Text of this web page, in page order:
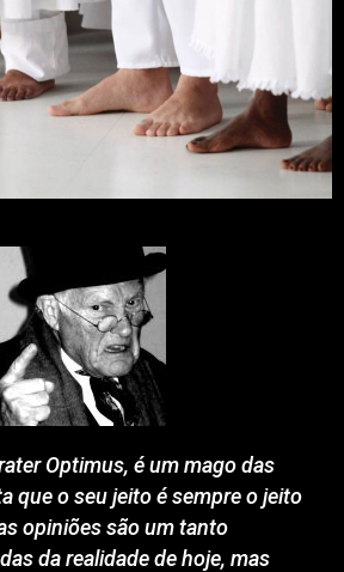
Optimus, é um mago das
que o seu jeito é sempre o jeito
opiniões são um tanto
da realidade de hoje, mas